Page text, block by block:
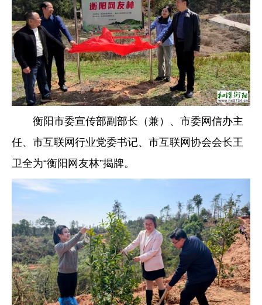
衡阳市委宣传部副部长（兼）、市委网信办主
任、市互联网行业党委书记、市互联网协会会长王
卫全为“衡阳网友林”揭牌。